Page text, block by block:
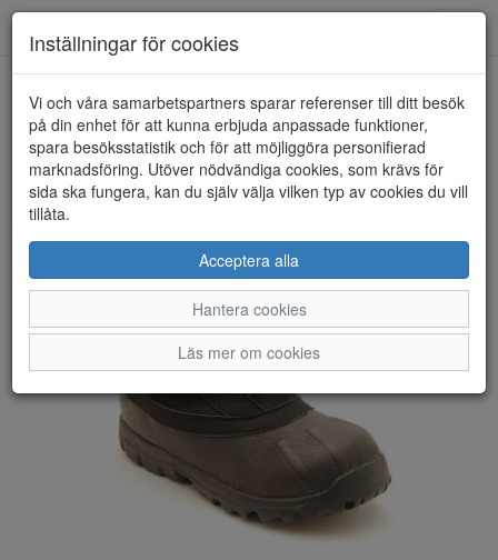
HEM KAVAT
Inställningar för cookies
Vi och våra samarbetspartners sparar referenser till ditt besök
på din enhet för att kunna erbjuda anpassade funktioner,
spara besöksstatistik och för att möjliggöra personifierad
marknadsföring. Utöver nödvändiga cookies, som krävs för
sida ska fungera, kan du själv välja vilken typ av cookies du vill
tillåta.
Acceptera alla
Hantera cookies
Läs mer om cookies